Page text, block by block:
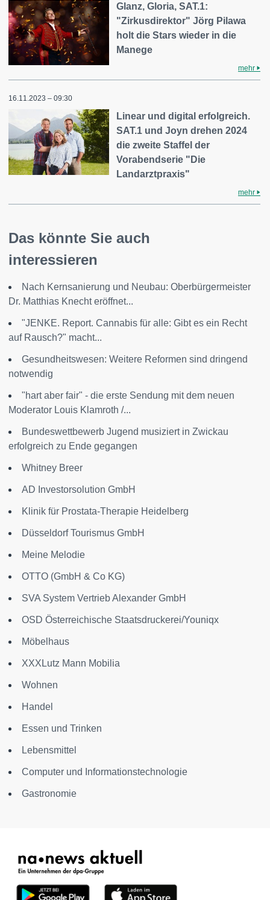
Glanz, Gloria, SAT.1:
"Zirkusdirektor" Jörg Pilawa
holt die Stars wieder in die
Manege
mehr
16.11.2023 – 09:30
Linear und digital erfolgreich.
SAT.1 und Joyn drehen 2024
die zweite Staffel der
Vorabendserie "Die
Landarztpraxis"
mehr
Das könnte Sie auch
interessieren
Nach Kernsanierung und Neubau: Oberbürgermeister
Dr. Matthias Knecht eröffnet...
"JENKE. Report. Cannabis für alle: Gibt es ein Recht
auf Rausch?" macht...
Gesundheitswesen: Weitere Reformen sind dringend
notwendig
"hart aber fair" - die erste Sendung mit dem neuen
Moderator Louis Klamroth /...
Bundeswettbewerb Jugend musiziert in Zwickau
erfolgreich zu Ende gegangen
Whitney Breer
AD Investorsolution GmbH
Klinik für Prostata-Therapie Heidelberg
Düsseldorf Tourismus GmbH
Meine Melodie
OTTO (GmbH & Co KG)
SVA System Vertrieb Alexander GmbH
OSD Österreichische Staatsdruckerei/Youniqx
Möbelhaus
XXXLutz Mann Mobilia
Wohnen
Handel
Essen und Trinken
Lebensmittel
Computer und Informationstechnologie
Gastronomie